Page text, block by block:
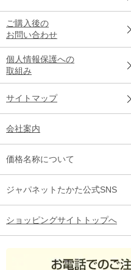
ご購入後の
お問い合わせ
個人情報保護への
取組み
サイトマップ
会社案内
価格名称について
ジャパネットたかた公式SNS
ショッピングサイトトップへ